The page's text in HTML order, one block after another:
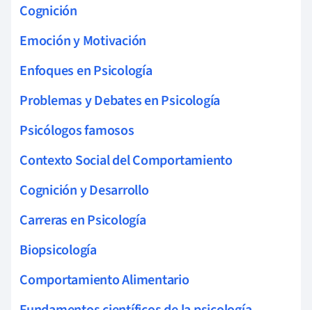
Cognición
Emoción y Motivación
Enfoques en Psicología
Problemas y Debates en Psicología
Psicólogos famosos
Contexto Social del Comportamiento
Cognición y Desarrollo
Carreras en Psicología
Biopsicología
Comportamiento Alimentario